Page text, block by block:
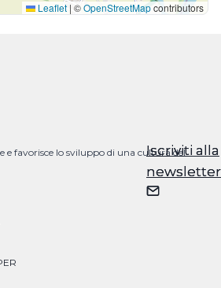
Iscriviti alla
newsletter
Leaflet | ©OpenStreetMapcontributors
e favorisce lo sviluppo di una cultura del
Iscriviti alla
newsletter